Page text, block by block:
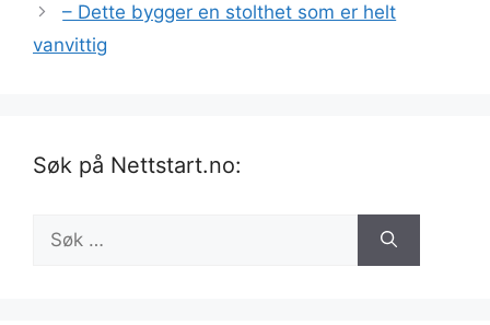
– Dette bygger en stolthet som er helt
vanvittig
Søk på Nettstart.no:
Søk
etter: